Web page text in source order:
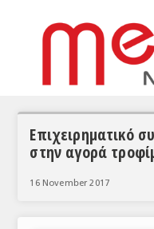
ΣΥΝΕΝΤΕΥΞΕΙΣ
ΘΕΜΑΤΑ
Επιχειρηματικό
στην αγορά
16 November 2017